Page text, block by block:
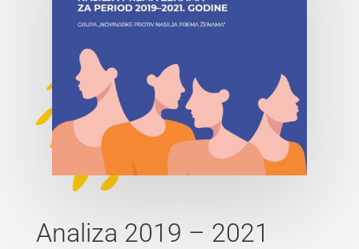
Analiza 2019 – 2021